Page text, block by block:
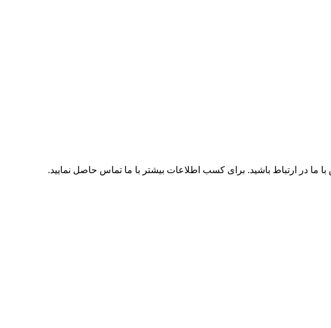
ما در ارتباط باشید. برای کسب اطلاعات بیشتر با ما تماس حاصل نمایید.